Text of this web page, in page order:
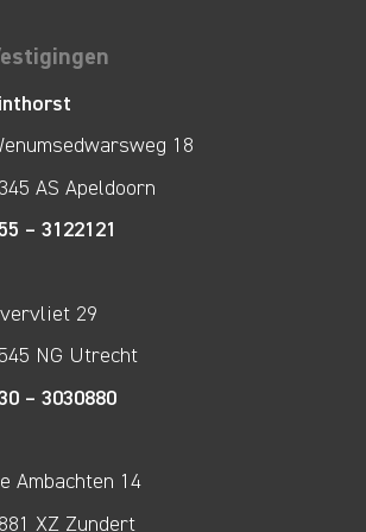
18
AS Apeldoorn
– 3122121
29
NG Utrecht
– 3030880
Ambachten 14
XZ Zundert